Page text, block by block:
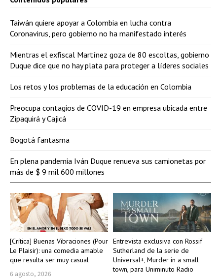
[Crítica] Buenas Vibraciones (Pour
Le Plaisir): una comedia amable
que resulta ser muy casual
6 agosto, 2026
Entrevista exclusiva con Rossif
Sutherland de la serie de
Universal+, Murder in a small
town, para Uniminuto Radio
Taiwán quiere apoyar a Colombia en lucha contra
Coronavirus, pero gobierno no ha manifestado interés
Mientras el exfiscal Martínez goza de 80 escoltas, gobierno
Duque dice que no hay plata para proteger a líderes sociales
Los retos y los problemas de la educación en Colombia
Preocupa contagios de COVID-19 en empresa ubicada entre
Zipaquirá y Cajicá
Bogotá fantasma
En plena pandemia Iván Duque renueva sus camionetas por
más de $ 9 mil 600 millones